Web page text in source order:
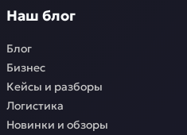
Наш блог
Блог
Бизнес
Кейсы и разборы
Логистика
Новинки и обзоры